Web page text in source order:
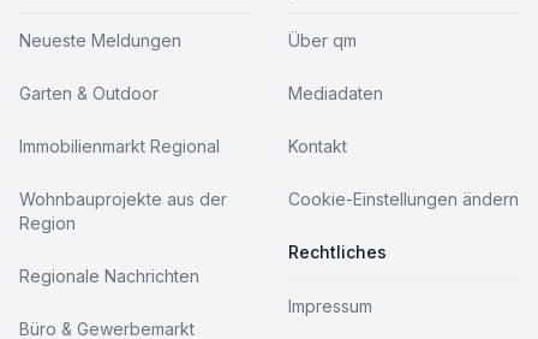
Neueste Meldungen
Garten & Outdoor
Immobilienmarkt Regional
Wohnbauprojekte aus der
Region
Regionale Nachrichten
Büro & Gewerbemarkt
Über qm
Mediadaten
Kontakt
Cookie-Einstellungen ändern
Rechtliches
Impressum